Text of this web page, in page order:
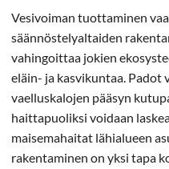
Vesivoiman tuottaminen
säännöstelyaltaiden
vahingoittaa jokien
eläin- ja kasvikuntaa. Padot
vaelluskalojen pääsyn
haittapuoliksi voidaan
maisemahaitat lähialueen
rakentaminen on yksi tapa